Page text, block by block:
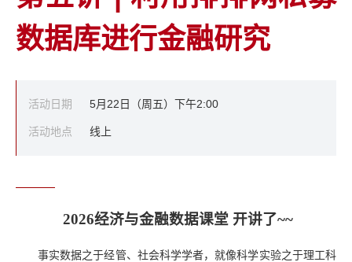
数据库进行金融研究
活动日期 5月22日（周五）下午2:00
活动地点 线上
2026经济与金融数据课堂 开讲了~~
事实数据之于经管、社会科学学者，就像科学实验之于理工科